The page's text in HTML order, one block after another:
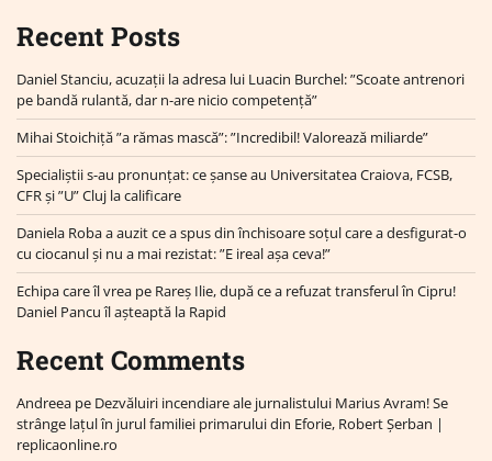
Recent Posts
Daniel Stanciu, acuzații la adresa lui Luacin Burchel: ”Scoate antrenori
pe bandă rulantă, dar n-are nicio competență”
Mihai Stoichiță ”a rămas mască”: ”Incredibil! Valorează miliarde”
Specialiștii s-au pronunțat: ce șanse au Universitatea Craiova, FCSB,
CFR și ”U” Cluj la calificare
Daniela Roba a auzit ce a spus din închisoare soțul care a desfigurat-o
cu ciocanul și nu a mai rezistat: ”E ireal așa ceva!”
Echipa care îl vrea pe Rareș Ilie, după ce a refuzat transferul în Cipru!
Daniel Pancu îl așteaptă la Rapid
Recent Comments
Andreea pe Dezvăluiri incendiare ale jurnalistului Marius Avram! Se
strânge lațul în jurul familiei primarului din Eforie, Robert Șerban |
replicaonline.ro